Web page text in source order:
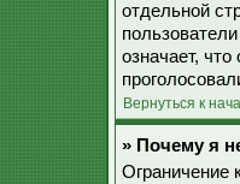
отдельной
означает,
Вернуться к
» Почему я
Ограничение